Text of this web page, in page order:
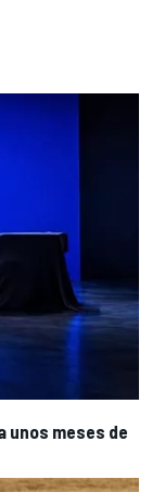
unos meses de